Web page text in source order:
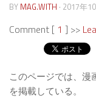
BY MAG.WITH · 2017年
Comment [ 1 ] >>
このページでは、漫
を掲載している。